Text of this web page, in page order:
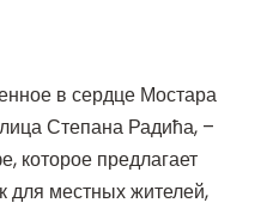
в сердце Мостара
Степана Радића, –
которое предлагает
для местных жителей,